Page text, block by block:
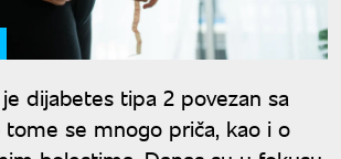
dijabetes tipa 2 povezan sa
tome se mnogo priča, kao i o